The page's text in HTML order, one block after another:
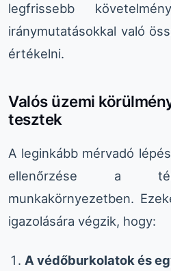
legfrissebb
iránymutatásokkal való
értékelni.
Valós üzemi
tesztek
A leginkább mérvadó
ellenőrzése a
munkakörnyezetben.
igazolására végzik, hogy:
A védőburkolatok és